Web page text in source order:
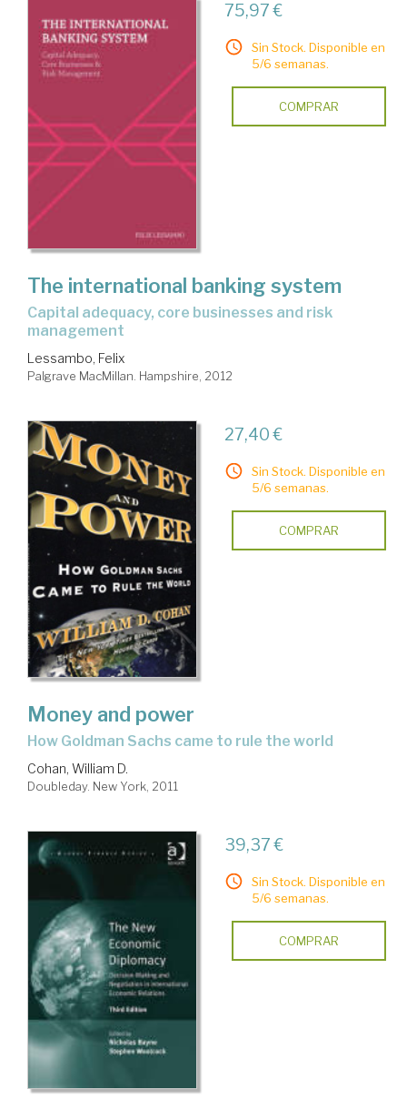
75,97 €
Sin Stock. Disponible en
5/6 semanas.
COMPRAR
The international banking system
capital adequacy, core businesses and risk
management
Lessambo, Felix
Palgrave MacMillan. Hampshire, 2012
27,40 €
Sin Stock. Disponible en
5/6 semanas.
COMPRAR
Money and power
how Goldman Sachs came to rule the world
Cohan, William D.
Doubleday. New York, 2011
39,37 €
Sin Stock. Disponible en
5/6 semanas.
COMPRAR